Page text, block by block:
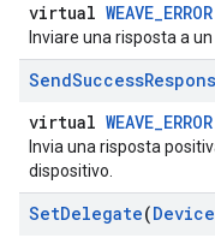
virtual WEAVE_ERROR
Inviare una risposta a
SendSuccess
virtual WEAVE_ERROR
Invia una risposta
dispositivo.
SetDelegate(Device